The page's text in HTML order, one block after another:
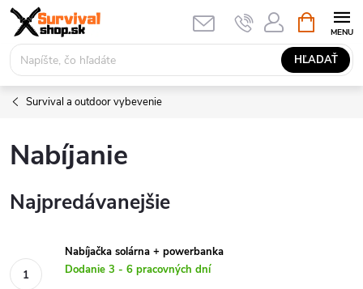
Prejsť
obsah
HĽADAŤ
KOŠÍK
Survival a outdoor vybevenie
Nabíjanie
Najpredávanejšie
Nabíjačka solárna + powerbanka
Dodanie 3 - 6 pracovných dní